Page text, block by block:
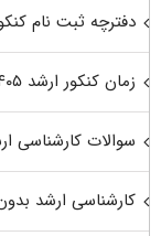
دفترچه ثبت نام کنکور
زمان کنکور ارشد ۱۴۰۵
سوالات کارشناسی
کارشناسی ارشد